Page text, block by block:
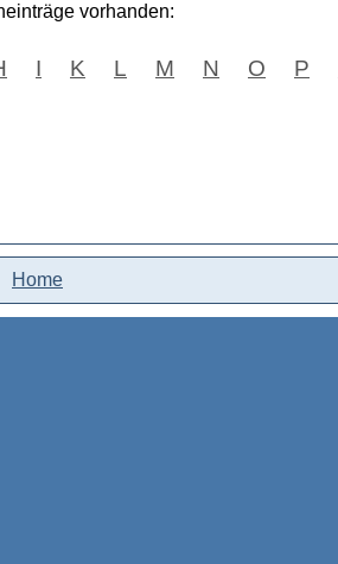
vorhanden:
I K L M N O P
Home